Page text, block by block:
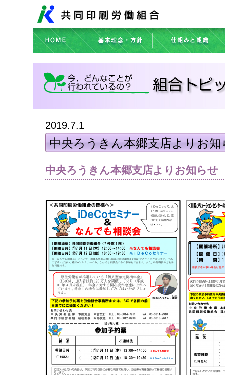
2019.7.1
中央ろうきん本郷支店よりお知
中央ろうきん本郷支店よりお知らせ